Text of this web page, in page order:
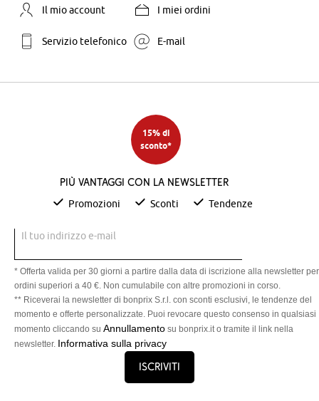
Il mio account I miei ordini
Servizio telefonico E-mail
15% di
sconto*
Più vantaggi con la newsletter
Promozioni Sconti Tendenze
Il tuo indirizzo e-mail
* Offerta valida per 30 giorni a partire dalla data di iscrizione alla newsletter per
ordini superiori a 40 €. Non cumulabile con altre promozioni in corso.
** Riceverai la newsletter di bonprix S.r.l. con sconti esclusivi, le tendenze del
momento e offerte personalizzate. Puoi revocare questo consenso in qualsiasi
momento cliccando su Annullamento su bonprix.it o tramite il link nella
newsletter. Informativa sulla privacy
Iscriviti